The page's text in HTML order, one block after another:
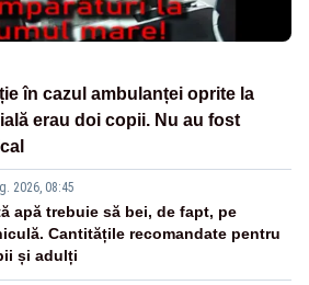
în cazul ambulanței oprite la
erau doi copii. Nu au fost
2026, 08:45
apă trebuie să bei, de fapt, pe
Cantitățile recomandate pentru
și adulți